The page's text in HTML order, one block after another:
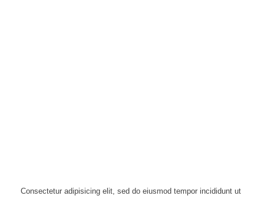
Consectetur adipisicing elit, sed do eiusmod tempor incididunt ut